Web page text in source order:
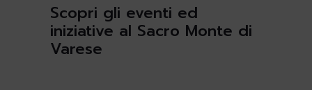
Scopri gli eventi ed
iniziative al Sacro Monte di
Varese